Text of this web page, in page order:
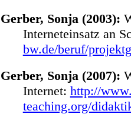
Gerber, Sonja (2003):
Interneteinsatz an
bw.de/beruf/
Gerber, Sonja (2007):
Internet: http://
teaching.org/